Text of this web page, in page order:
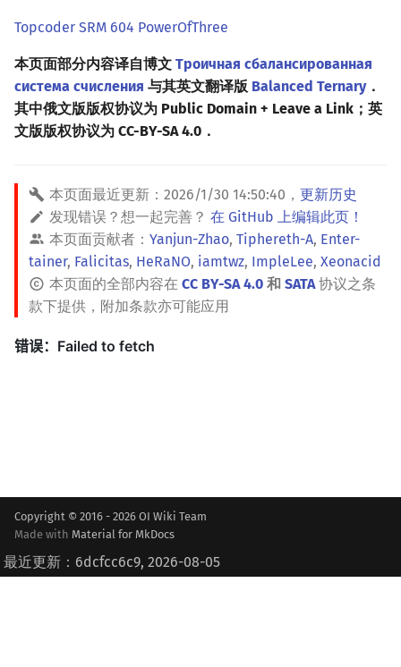
Topcoder SRM 604 PowerOfThree
本页面部分内容译自博文 Троичная сбалансированная
система счисления 与其英文翻译版 Balanced Ternary．
其中俄文版版权协议为 Public Domain + Leave a Link；英
文版版权协议为 CC-BY-SA 4.0．
本页面最近更新： 2026/1/30 14:50:40 ， 更新历史
发现错误？想一起完善？ 在 GitHub 上编辑此页！
本页面贡献者： Yanjun-Zhao, Tiphereth-A, Enter-
tainer, Falicitas, HeRaNO, iamtwz, ImpleLee, Xeonacid
本页面的全部内容在 CC BY-SA 4.0 和 SATA协议之条
款下提供，附加条款亦可能应用
Copyright © 2016 - 2026 OI Wiki Team
Made with Material for MkDocs
最近更新：6dcfcc6c9, 2026-08-05